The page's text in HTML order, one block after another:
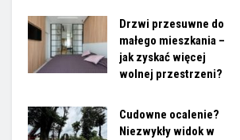
Drzwi przesuwne do
małego mieszkania –
jak zyskać więcej
wolnej przestrzeni?
Cudowne ocalenie?
Niezwykły widok w